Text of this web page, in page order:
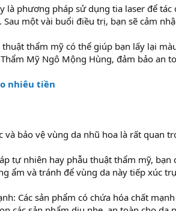
là phương pháp sử dụng tia laser để
một vài buổi điều trị, bạn sẽ cảm
thẩm mỹ có thể giúp bạn lấy lại
Mỹ Ngô Mộng Hùng, đảm bảo
nhiêu tiền
và bảo vệ vùng da nhũ hoa là rất quan
tự nhiên hay phẫu thuật thẩm mỹ,
ẩm và tránh để vùng da này tiếp xúc
Các sản phẩm có chứa hóa chất